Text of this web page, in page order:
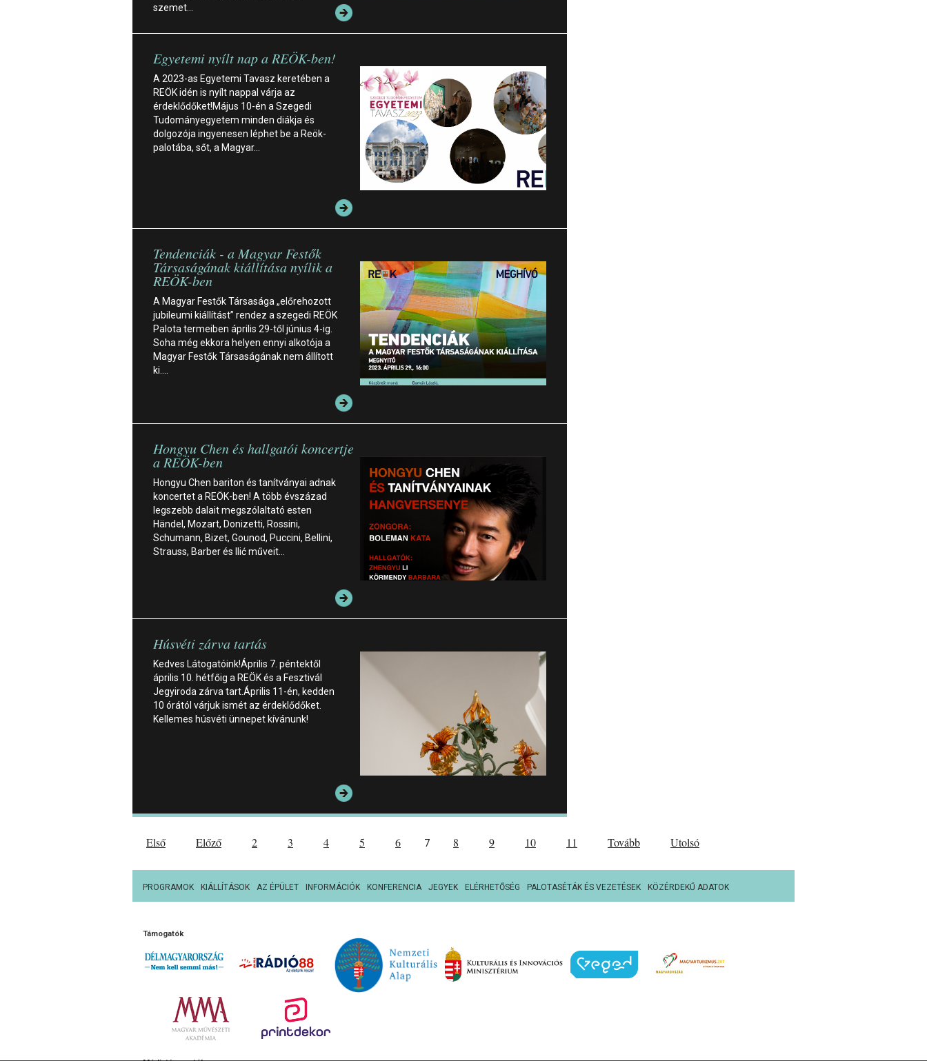
szemet…
Egyetemi nyílt nap a REÖK-ben!
A 2023-as Egyetemi Tavasz keretében a
REÖK idén is nyílt nappal várja az
érdeklődőket!Május 10-én a Szegedi
Tudományegyetem minden diákja és
dolgozója ingyenesen léphet be a Reök-
palotába, sőt, a Magyar…
Tendenciák - a Magyar Festők
Társaságának kiállítása nyílik a
REÖK-ben
A Magyar Festők Társasága „előrehozott
jubileumi kiállítást” rendez a szegedi REÖK
Palota termeiben április 29-től június 4-ig.
Soha még ekkora helyen ennyi alkotója a
Magyar Festők Társaságának nem állított
ki.…
Hongyu Chen és hallgatói koncertje
a REÖK-ben
Hongyu Chen bariton és tanítványai adnak
koncertet a REÖK-ben! A több évszázad
legszebb dalait megszólaltató esten
Händel, Mozart, Donizetti, Rossini,
Schumann, Bizet, Gounod, Puccini, Bellini,
Strauss, Barber és Ilić műveit…
Húsvéti zárva tartás
Kedves Látogatóink!Április 7. péntektől
április 10. hétfőig a REÖK és a Fesztivál
Jegyiroda zárva tart.Április 11-én, kedden
10 órától várjuk ismét az érdeklődőket.
Kellemes húsvéti ünnepet kívánunk!
Első Előző 2 3 4 5 6 7 8 9 10 11 Tovább Utolsó
PROGRAMOK KIÁLLÍTÁSOK AZ ÉPÜLET INFORMÁCIÓK KONFERENCIA JEGYEK ELÉRHETŐSÉG PALOTASÉTÁK ÉS VEZETÉSEK KÖZÉRDEKŰ ADATOK
Támogatók